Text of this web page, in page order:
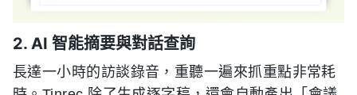
2. AI 智能摘要與對話查詢
長達一小時的訪談錄音，重聽一遍來抓重點非常耗